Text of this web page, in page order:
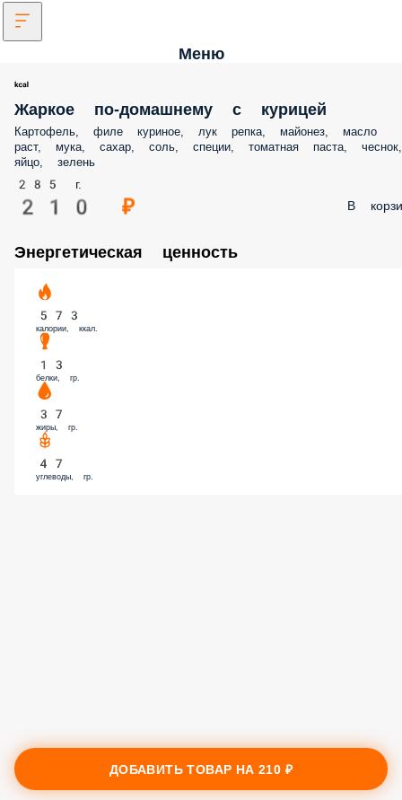
Меню
Жаркое по-домашнему с курицей
Картофель, филе куриное, лук репка, майонез, масло раст, мука, сахар,
соль, специи, томатная паста, чеснок, яйцо, зелень
285 г.
210 ₽
573
калории, ккал.
13
белки, гр.
37
жиры, гр.
47
углеводы, гр.
ДОБАВИТЬ ТОВАР НА210 ₽